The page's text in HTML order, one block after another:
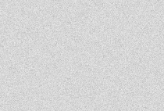
Company
会社概要
スタッフ紹介
Contact
資料請求
お問い合わせ